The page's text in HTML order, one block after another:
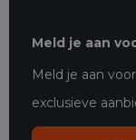
Meld je aan
Meld je aan
exclusieve